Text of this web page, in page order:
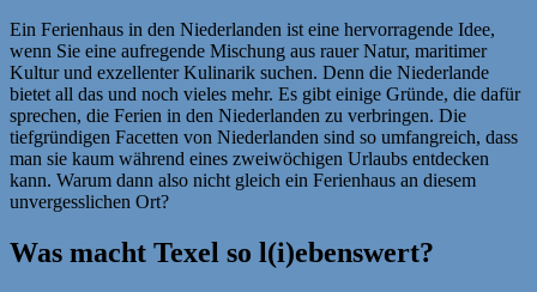
Ein Ferienhaus in den Niederlanden ist eine hervorragende Idee,
wenn Sie eine aufregende Mischung aus rauer Natur, maritimer
Kultur und exzellenter Kulinarik suchen. Denn die Niederlande
bietet all das und noch vieles mehr. Es gibt einige Gründe, die dafür
sprechen, die Ferien in den Niederlanden zu verbringen. Die
tiefgründigen Facetten von Niederlanden sind so umfangreich, dass
man sie kaum während eines zweiwöchigen Urlaubs entdecken
kann. Warum dann also nicht gleich ein Ferienhaus an diesem
unvergesslichen Ort?
Was macht Texel so l(i)ebenswert?